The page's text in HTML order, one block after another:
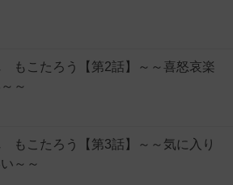
もこたろう【第2話】～～喜怒哀楽
～
もこたろう【第3話】～～気に入り
～～